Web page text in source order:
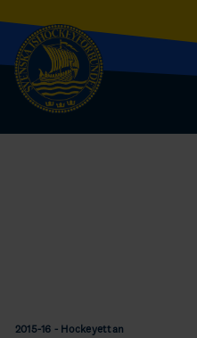
2015-16 - Hockeyettan